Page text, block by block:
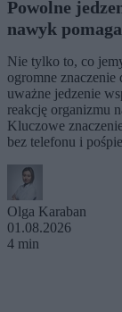
Powolne
nawyk
Nie tylko to, co
ogromne
uważne jedzenie
reakcję organizmu
Kluczowe
bez telefonu i
Olga Karaban
01.08.2026
4 min